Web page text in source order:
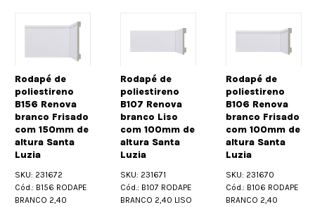
Rodapé de
poliestireno
B156 Renova
branco Frisado
com 150mm de
altura Santa
Luzia
SKU: 231672
Cód.: B156 RODAPE
BRANCO 2,40
Rodapé de
poliestireno
B107 Renova
branco Liso
com 100mm de
altura Santa
Luzia
SKU: 231671
Cód.: B107 RODAPE
BRANCO 2,40 LISO
Rodapé de
poliestireno
B106 Renova
branco Frisado
com 100mm de
altura Santa
Luzia
SKU: 231670
Cód.: B106 RODAPE
BRANCO 2,40